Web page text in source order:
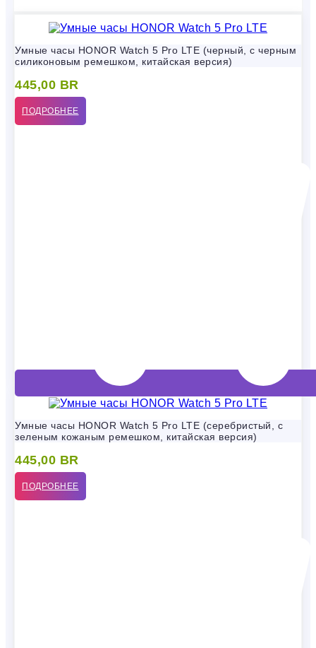
Умные часы HONOR Watch 5 Pro LTE (черный, с черным
силиконовым ремешком, китайская версия)
445,00 BR
ПОДРОБНЕЕ
Умные часы HONOR Watch 5 Pro LTE (серебристый, с
зеленым кожаным ремешком, китайская версия)
445,00 BR
ПОДРОБНЕЕ